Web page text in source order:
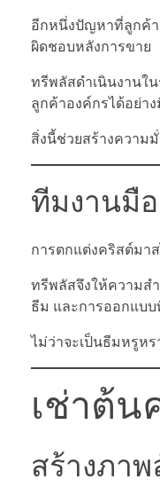
อีกหนึ่งปัญหาที่ลูกค้า
ผิดชอบหลังการขาย
ทรีพลัสดำเนินงานใ
ลูกค้าองค์กรได้อย่า
สิ่งนี้ช่วยสร้างความ
ทีมงานมื
การตกแต่งคริสต์มา
ทรีพลัสจึงให้ความส
ธีม และการออกแบ
ไม่ว่าจะเป็นธีมหรูห
เช่าต้น
สร้างภา